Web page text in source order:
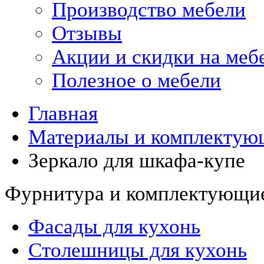
Производство мебели
Отзывы
Акции и скидки на
Полезное о мебели
Главная
Материалы и
Зеркало для шкафа-купе
Фурнитура и
Фасады для кухонь
Столешницы для кухонь